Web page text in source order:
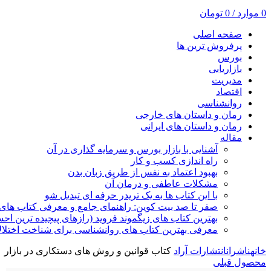
0 موارد /
0 تومان
صفحه اصلی
پرفروش ترین ها
بورس
بازاریابی
مدیریت
اقتصاد
روانشناسی
رمان و داستان های خارجی
رمان و داستان های ایرانی
مقاله
آشنایی با بازار بورس و سرمایه گذاری در آن
راه اندازی کسب و کار
بهبود اعتماد به نفس از طریق زبان بدن
مشکلات عاطفی و درمان آن
با این کتاب ها به یک تریدر حرفه ای تبدیل شو
صفر تا صد بیت کوین: راهنمای جامع و معرفی کتاب های
بهترین کتاب های زیگموند فروید (رازهای پیچیده ترین
معرفی بهترین کتاب های روانشناسی برای شناخت
خانهناشرانانتشارات آراد کتاب قوانین و روش های دستکاری در بازار
محصول قبلی